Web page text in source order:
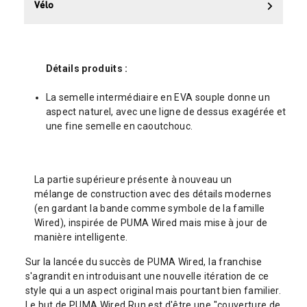
Vélo
Détails produits :
La semelle intermédiaire en EVA souple donne un
aspect naturel, avec une ligne de dessus exagérée et
une fine semelle en caoutchouc.
La partie supérieure présente à nouveau un
mélange de construction avec des détails modernes
(en gardant la bande comme symbole de la famille
Wired), inspirée de PUMA Wired mais mise à jour de
manière intelligente.
Sur la lancée du succès de PUMA Wired, la franchise
s'agrandit en introduisant une nouvelle itération de ce
style qui a un aspect original mais pourtant bien familier.